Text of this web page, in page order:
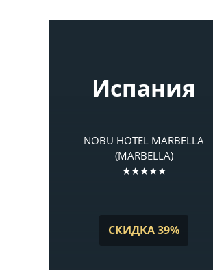
Испания
NOBU HOTEL MARBELLA
(MARBELLA)
★★★★★
СКИДКА 39%